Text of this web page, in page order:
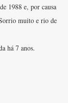
1988 e, por causa
muito e rio de
há 7 anos.